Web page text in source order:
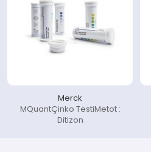
Merck
MQuantÇinko TestiMetot :
Ditizon